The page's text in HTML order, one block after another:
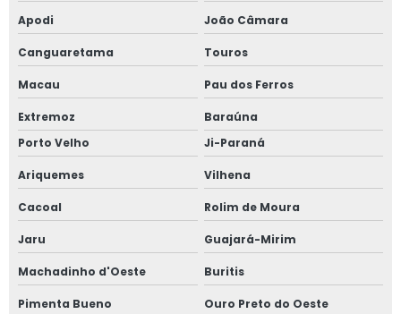
Apodi João Câmara
Canguaretama Touros
Macau Pau dos Ferros
Extremoz
Baraúna
Porto Velho
Ji-Paraná
Ariquemes Vilhena
Cacoal Rolim de Moura
Jaru Guajará-Mirim
Machadinho d'Oeste Buritis
Pimenta Bueno Ouro Preto do Oeste